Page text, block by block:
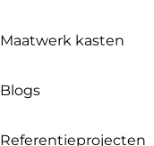
Maatwerk kasten
Blogs
Referentieprojecten